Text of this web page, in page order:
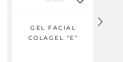
GEL FACIAL
COLAGEL “E”